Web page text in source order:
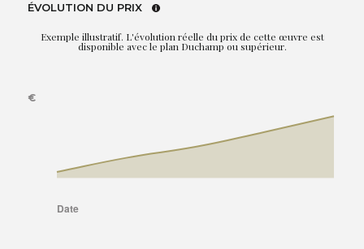
ÉVOLUTION DU PRIX
Exemple illustratif. L'évolution réelle du prix de cette œuvre est
disponible avec le plan Duchamp ou supérieur.